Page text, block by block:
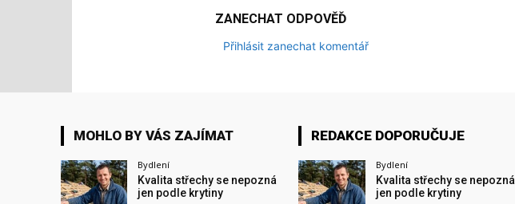
ZANECHAT ODPOVĚĎ
Přihlásit zanechat komentář
MOHLO BY VÁS ZAJÍMAT
Bydlení
Kvalita střechy se nepozná
jen podle krytiny
REDAKCE DOPORUČUJE
Bydlení
Kvalita střechy se nepozná
jen podle krytiny